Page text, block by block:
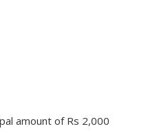
amount of Rs 2,000